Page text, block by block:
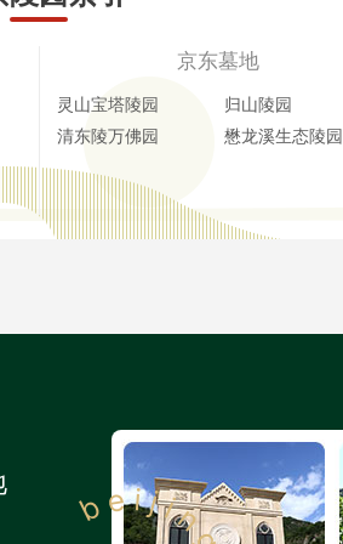
京东墓地
灵山宝塔陵园
归山陵园
清东陵万佛园
懋龙溪生态陵园